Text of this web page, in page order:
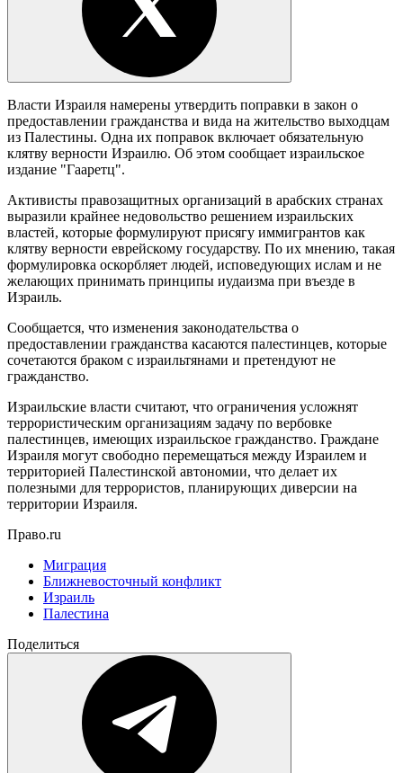
Власти Израиля намерены утвердить поправки в закон о
предоставлении гражданства и вида на жительство выходцам
из Палестины. Одна их поправок включает обязательную
клятву верности Израилю. Об этом сообщает израильское
издание "Гааретц".
Активисты правозащитных организаций в арабских странах
выразили крайнее недовольство решением израильских
властей, которые формулируют присягу иммигрантов как
клятву верности еврейскому государству. По их мнению, такая
формулировка оскорбляет людей, исповедующих ислам и не
желающих принимать принципы иудаизма при въезде в
Израиль.
Сообщается, что изменения законодательства о
предоставлении гражданства касаются палестинцев, которые
сочетаются браком с израильтянами и претендуют не
гражданство.
Израильские власти считают, что ограничения усложнят
террористическим организациям задачу по вербовке
палестинцев, имеющих израильское гражданство. Граждане
Израиля могут свободно перемещаться между Израилем и
территорией Палестинской автономии, что делает их
полезными для террористов, планирующих диверсии на
территории Израиля.
Право.ru
Миграция
Ближневосточный конфликт
Израиль
Палестина
Поделиться